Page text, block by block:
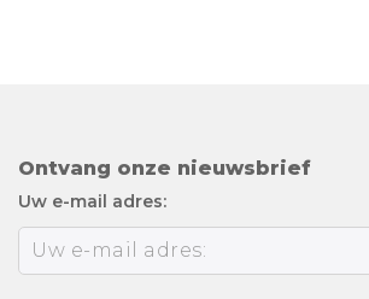
Ontvang onze nieuwsbrief
Uw e-mail adres: